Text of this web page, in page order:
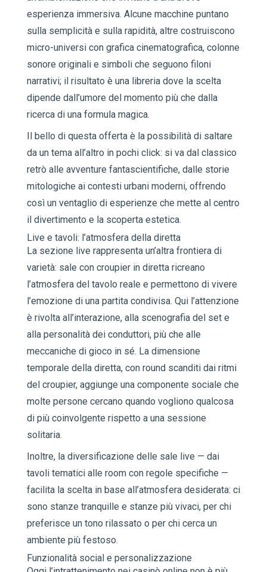
esperienza immersiva. Alcune macchine puntano
sulla semplicità e sulla rapidità, altre costruiscono
micro-universi con grafica cinematografica, colonne
sonore originali e simboli che seguono filoni
narrativi; il risultato è una libreria dove la scelta
dipende dall’umore del momento più che dalla
ricerca di una formula magica.
Il bello di questa offerta è la possibilità di saltare
da un tema all’altro in pochi click: si va dal classico
retrò alle avventure fantascientifiche, dalle storie
mitologiche ai contesti urbani moderni, offrendo
così un ventaglio di esperienze che mette al centro
il divertimento e la scoperta estetica.
Live e tavoli: l’atmosfera della diretta
La sezione live rappresenta un’altra frontiera di
varietà: sale con croupier in diretta ricreano
l’atmosfera del tavolo reale e permettono di vivere
l’emozione di una partita condivisa. Qui l’attenzione
è rivolta all’interazione, alla scenografia del set e
alla personalità dei conduttori, più che alle
meccaniche di gioco in sé. La dimensione
temporale della diretta, con round scanditi dai ritmi
del croupier, aggiunge una componente sociale che
molte persone cercano quando vogliono qualcosa
di più coinvolgente rispetto a una sessione
solitaria.
Inoltre, la diversificazione delle sale live — dai
tavoli tematici alle room con regole specifiche —
facilita la scelta in base all’atmosfera desiderata: ci
sono stanze tranquille e stanze più vivaci, per chi
preferisce un tono rilassato o per chi cerca un
ambiente più festoso.
Funzionalità social e personalizzazione